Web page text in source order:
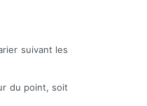
suivant les
du point, soit